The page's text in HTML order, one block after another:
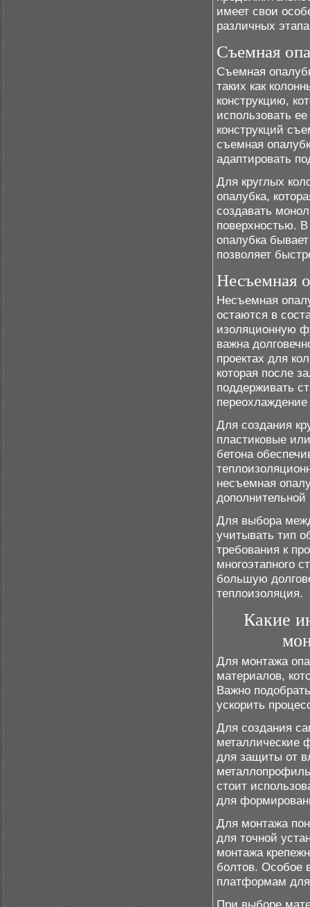
имеет свои
различных
Съемная
Съемная
таких как
конструкцию,
использовать
конструкций
съемная
адаптировать
Для круглых
опалубка,
создавать
поверхностью.
опалубка
позволяет
Несъемная
Несъемная
остаются в
изоляционную
важна
проектах для
которая после
поддерживать
Для создания
пластиковые
бетона
несъемная
дополнительной
Для выбора
учитывать тип
требования к
многоэтапного
большую
теплоизоляция.
Какие
Для монтажа
материалов,
Важно
ускорить
Для создания
металлические
для защиты от
стоит
для
Для монтажа
для точной
монтажа
болтов. Особое
платформам для
При выборе